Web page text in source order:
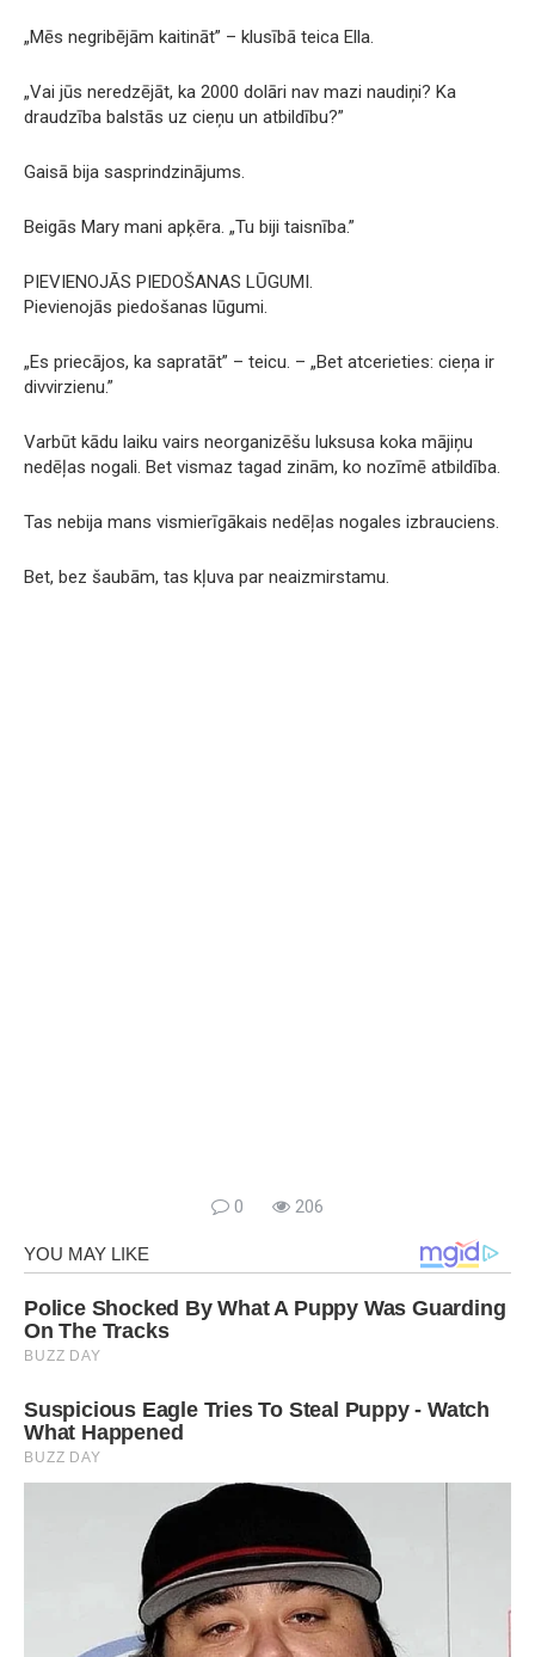
„Mēs negribējām kaitināt” – klusībā teica Ella.
„Vai jūs neredzējāt, ka 2000 dolāri nav mazi naudiņi? Ka
draudzība balstās uz cieņu un atbildību?”
Gaisā bija sasprindzinājums.
Beigās Mary mani apķēra. „Tu biji taisnība.”
PIEVIENOJĀS PIEDOŠANAS LŪGUMI.
Pievienojās piedošanas lūgumi.
„Es priecājos, ka sapratāt” – teicu. – „Bet atcerieties: cieņa ir
divvirzienu.”
Varbūt kādu laiku vairs neorganizēšu luksusa koka mājiņu
nedēļas nogali. Bet vismaz tagad zinām, ko nozīmē atbildība.
Tas nebija mans vismierīgākais nedēļas nogales izbrauciens.
Bet, bez šaubām, tas kļuva par neaizmirstamu.
0 206